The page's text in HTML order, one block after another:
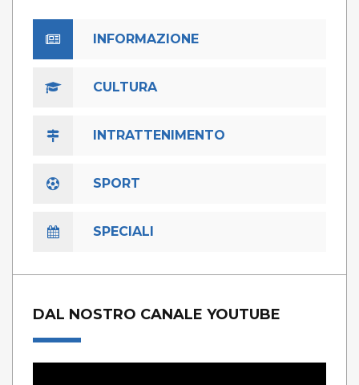
INFORMAZIONE
CULTURA
INTRATTENIMENTO
SPORT
SPECIALI
DAL NOSTRO CANALE YOUTUBE